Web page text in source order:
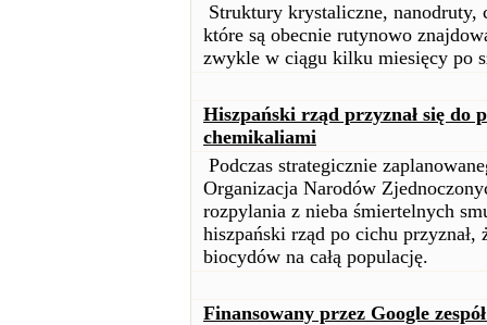
Struktury krystaliczne, nanodruty,
które są obecnie rutynowo
zwykle w ciągu kilku miesięcy po
Hiszpański rząd przyznał się do
chemikaliami
Podczas strategicznie
Organizacja Narodów
rozpylania z nieba śmiertelnych
hiszpański rząd po cichu
biocydów na całą populację.
Finansowany przez Google